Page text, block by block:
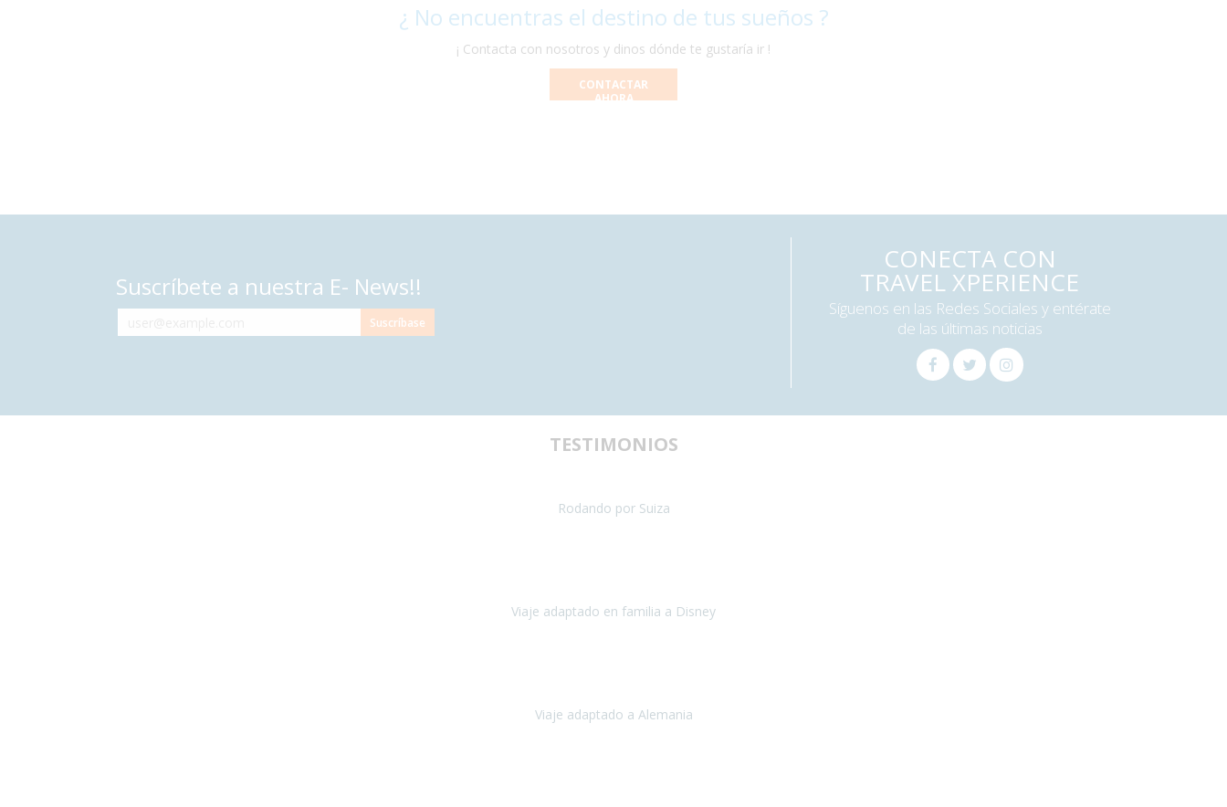
¿ No encuentras el destino de tus sueños ?
¡ Contacta con nosotros y dinos dónde te gustaría ir !
CONTACTAR
AHORA
Suscríbete a nuestra E- News!!
CONECTA CON
TRAVEL XPERIENCE
Síguenos en las Redes Sociales y entérate
de las últimas noticias
TESTIMONIOS
Rodando por Suiza
Viaje adaptado en familia a Disney
Viaje adaptado a Alemania